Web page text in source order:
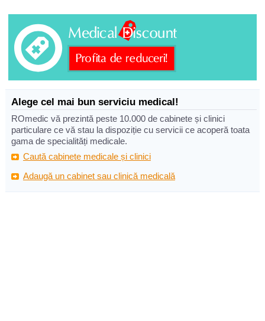
Alege cel mai bun serviciu medical!
ROmedic vă prezintă peste 10.000 de cabinete și clinici
particulare ce vă stau la dispoziție cu servicii ce acoperă toata
gama de specialități medicale.
Caută cabinete medicale și clinici
Adaugă un cabinet sau clinică medicală